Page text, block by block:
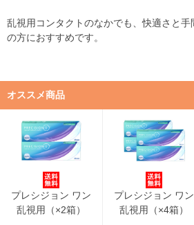
乱視用コンタクトのなかでも、快適さと手
の方におすすめです。
オススメ商品
プレシジョン ワン
乱視用（×2箱）
プレシジョン ワン
乱視用（×4箱）